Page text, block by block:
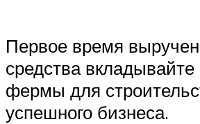
Первое время
средства
фермы для
успешного бизнеса.